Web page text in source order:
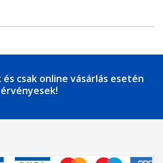
csak online vásárlás esetén
érvényesek!